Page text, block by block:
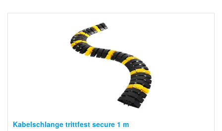
Kabelschlange trittfest secure 1 m